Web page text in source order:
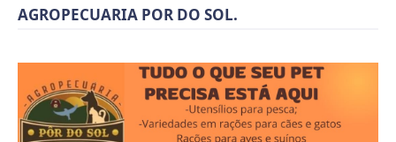
AGROPECUARIA POR DO SOL.